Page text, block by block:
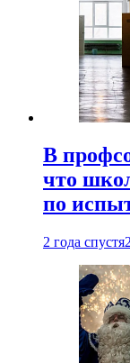
В
что
по
2 года спустя